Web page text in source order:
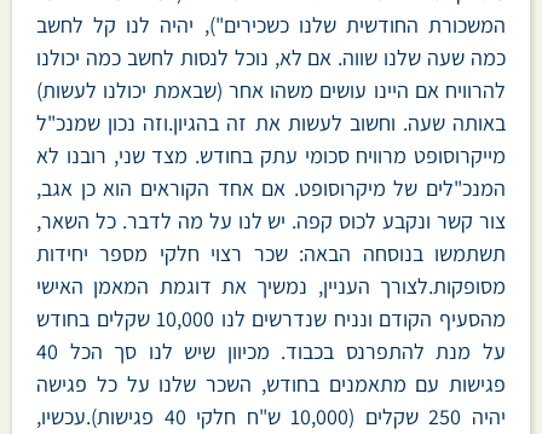
המשכורת החודשית שלנו כשכירים"), יהיה לנו קל לחשב
כמה שעה שלנו שווה. אם לא, נוכל לנסות לחשב כמה יכולנו
להרוויח אם היינו עושים משהו אחר (שבאמת יכולנו לעשות)
באותה שעה. וחשוב לעשות את זה בהגיון.וזה נכון שמנכ"ל
מייקרוסופט מרוויח סכומי עתק בחודש. מצד שני, רובנו לא
המנכ"לים של מיקרוסופט. אם אחד הקוראים הוא כן אגב,
צור קשר ונקבע לכוס קפה. יש לנו על מה לדבר. כל השאר,
תשתמשו בנוסחה הבאה: שכר רצוי חלקי מספר יחידות
מסופקות.לצורך העניין, נמשיך את דוגמת המאמן האישי
מהסעיף הקודם ונניח שנדרשים לנו 10,000 שקלים בחודש
על מנת להתפרנס בכבוד. מכיוון שיש לנו סך הכל 40
פגישות עם מתאמנים בחודש, השכר שלנו על כל פגישה
יהיה 250 שקלים (10,000 ש"ח חלקי 40 פגישות).עכשיו,